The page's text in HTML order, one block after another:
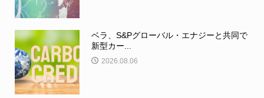
ベラ、S&Pグローバル・エナジーと共同で
新型カー...
2026.08.06